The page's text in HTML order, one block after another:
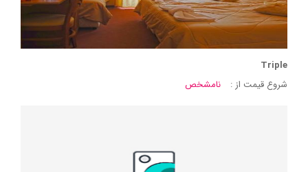
Triple
شروع قیمت از :
نامشخص